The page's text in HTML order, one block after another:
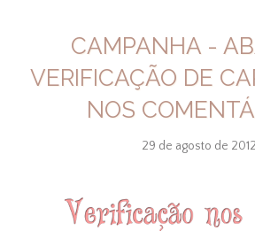
CAMPANHA -
VERIFICAÇÃO DE
NOS
29 de agosto de 2012